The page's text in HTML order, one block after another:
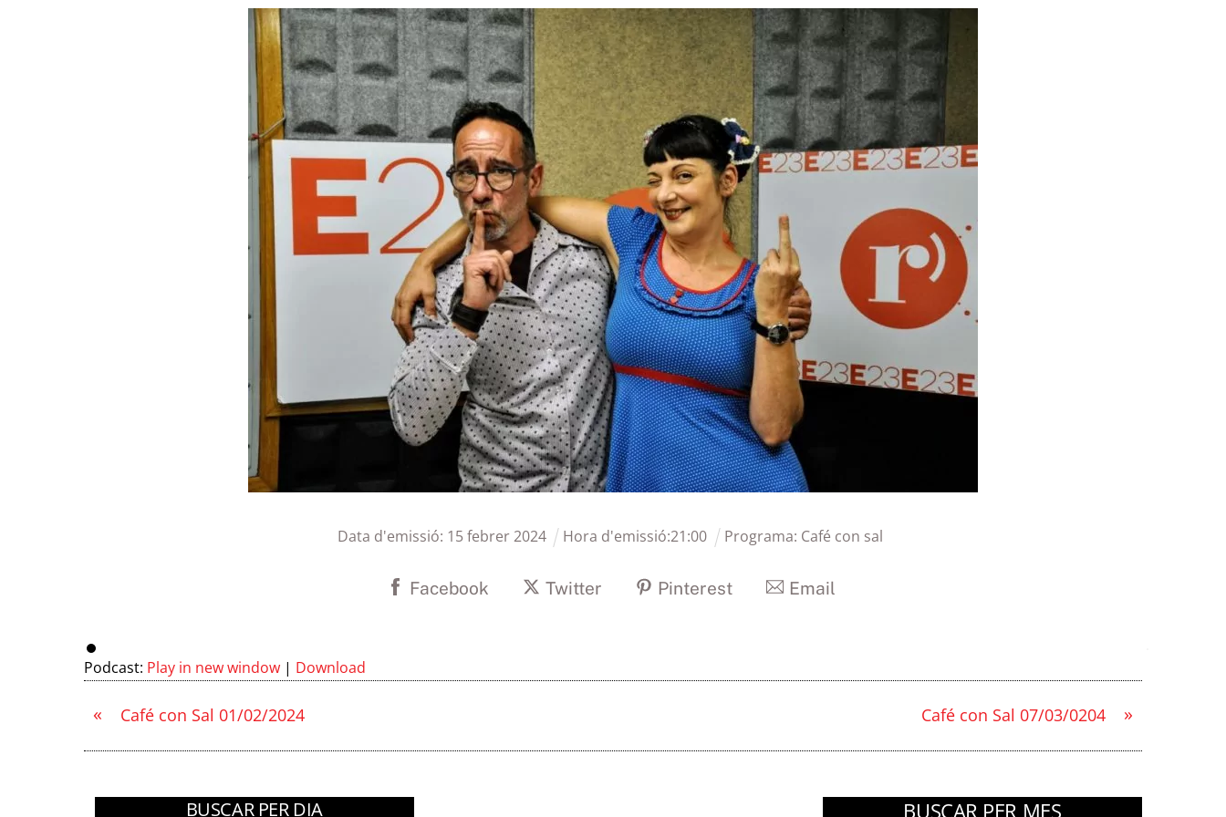
Data d'emissió: 15 febrer 2024 Hora d'emissió:21:00 Programa: Café con sal
Facebook Twitter Pinterest Email
Podcast: Play in new window | Download
« Café con Sal 01/02/2024 »
Café con Sal 07/03/0204
BUSCAR PER DIA